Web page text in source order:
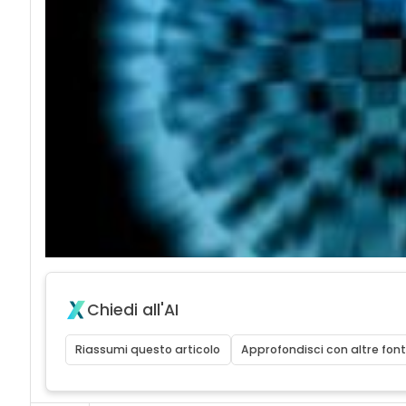
Chiedi all'AI
Riassumi questo articolo Approfondisci con altre